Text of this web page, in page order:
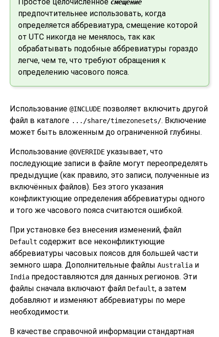
Простое целочисленное смещение
предпочтительнее использовать, когда
определяется аббревиатура, смещение которой
от UTC никогда не менялось, так как
обрабатывать подобные аббревиатуры гораздо
легче, чем те, что требуют обращения к
определению часового пояса.
Использование @INCLUDE позволяет включить другой
файл в каталоге .../share/timezonesets/. Включение
может быть вложенным до ограниченной глубины.
Использование @OVERRIDE указывает, что
последующие записи в файле могут переопределять
предыдущие (как правило, это записи, полученные из
включённых файлов). Без этого указания
конфликтующие определения аббревиатуры одного
и того же часового пояса считаются ошибкой.
При установке без внесения изменений, файл
Default содержит все неконфликтующие
аббревиатуры часовых поясов для большей части
земного шара. Дополнительные файлы Australia и
India предоставляются для данных регионов. Эти
файлы сначала включают файл Default, а затем
добавляют и изменяют аббревиатуры по мере
необходимости.
В качестве справочной информации стандартная